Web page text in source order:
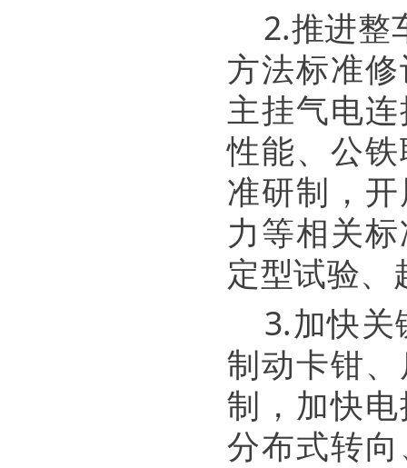
2.推进整
方法标准
主挂气电
性能、公
准研制，
力等相关
定型试验
3.加快
制动卡钳
制，加快
分布式转